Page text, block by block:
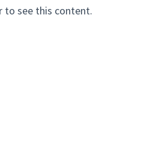
to see this content.